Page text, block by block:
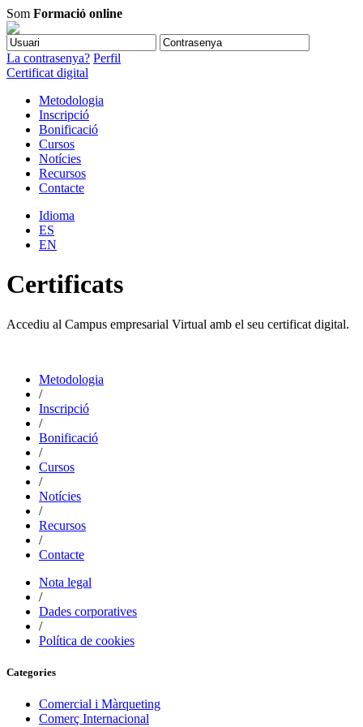
Som Formació online
La contrasenya? Perfil
Certificat digital
Metodologia
Inscripció
Bonificació
Cursos
Notícies
Recursos
Contacte
Idioma
ES
EN
Certificats
Accediu al Campus empresarial Virtual amb el seu certificat digital.
Metodologia
/
Inscripció
/
Bonificació
/
Cursos
/
Notícies
/
Recursos
/
Contacte
Nota legal
/
Dades corporatives
/
Política de cookies
Categories
Comercial i Màrqueting
Comerç Internacional